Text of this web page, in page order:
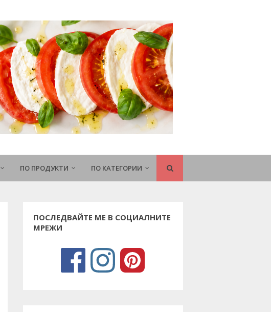
ПО ПРОДУКТИ ПО КАТЕГОРИИ
ПОСЛЕДВАЙТЕ МЕ В СОЦИАЛНИТЕ
МРЕЖИ